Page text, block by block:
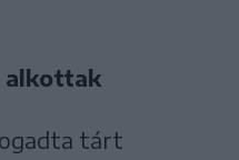
alkottak
tárt